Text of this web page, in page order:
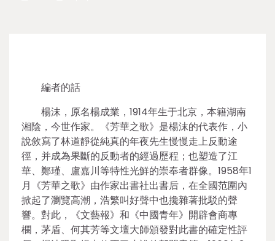
編者的話
楊沫，原名楊成業，1914年生于北京，本籍湖南
湘陰，今世作家。《芳華之歌》是楊沫的代表作，小
說敘寫了林道靜從純真的年夜先生慢慢走上反動途
徑，并成為果斷的反動者的經過歷程；也塑造了江
華、鄭瑾、盧嘉川等特性光鮮的崇奉者群像。1958年1
月《芳華之歌》由作家出書社出書后，在全國范圍內
掀起了瀏覽高潮，浩繁叫好聲中也攙雜著批駁的聲
響。對此，《文藝報》和《中國青年》開辟會商專
欄，茅盾、何其芳等文壇大師頒發對此書的確定性評